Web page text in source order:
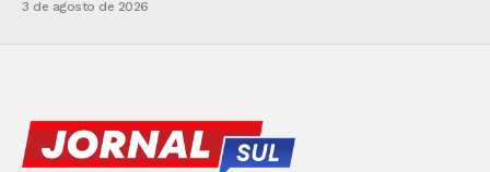
3 de agosto de 2026